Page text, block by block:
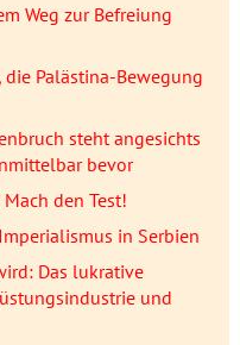
Weg zur Befreiung
Palästina-Bewegung
steht angesichts
bevor
den Test!
in Serbien
Das lukrative
und